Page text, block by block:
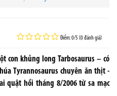
Điểm: 0/5 (0 đánh giá)
con khủng long Tarbosaurus – có
Tyrannosaurus chuyên ăn thịt -
quật hồi tháng 8/2006 từ sa mạc